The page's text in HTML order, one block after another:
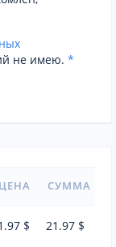
не имею. *
ЦЕНА СУММА
$ 21.97$